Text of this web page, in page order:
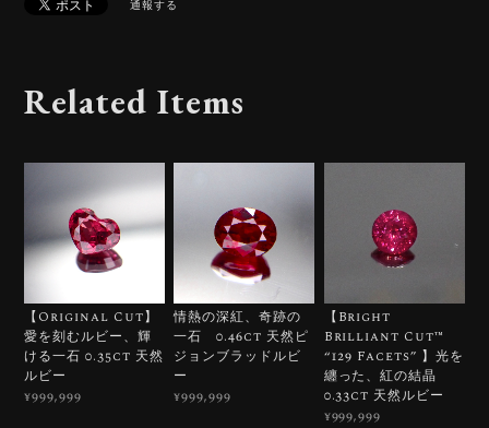
通報する
Related Items
【Original Cut】
愛を刻むルビー、輝
ける一石 0.35ct 天然
ルビー
¥999,999
情熱の深紅、奇跡の
一石 0.46ct 天然ピ
ジョンブラッドルビ
ー
¥999,999
【Bright
Brilliant Cut™️
“129 Facets” 】光を
纏った、紅の結晶
0.33ct 天然ルビー
¥999,999